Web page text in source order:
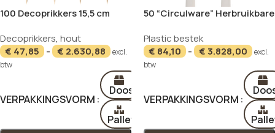
100 Decoprikkers 15,5 cm
Decoprikkers, hout
€ 47,85 - € 2.630,88
excl.
btw
VERPAKKINGSVORM
Doos
Pallet
50 “Circulware” Herbruikbare
extra stabiel
Plastic bestek
€ 84,10 - €3.828,00
excl.
btw
VERPAKKINGSVORM